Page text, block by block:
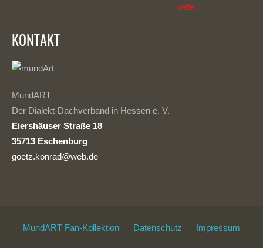
weiter...
KONTAKT
MundART
Der Dialekt-Dachverband in Hessen e. V.
Eiershäuser Straße 18
35713 Eschenburg
goetz.konrad@web.de
MundART Fan-Kollektion Datenschutz Impressum